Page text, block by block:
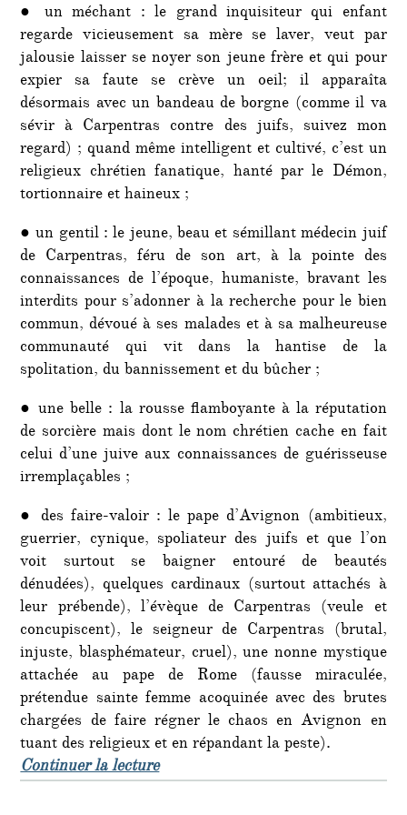
● un méchant : le grand inquisiteur qui enfant
regarde vicieusement sa mère se laver, veut par
jalousie laisser se noyer son jeune frère et qui pour
expier sa faute se crève un oeil; il apparaîta
désormais avec un bandeau de borgne (comme il va
sévir à Carpentras contre des juifs, suivez mon
regard) ; quand même intelligent et cultivé, c’est un
religieux chrétien fanatique, hanté par le Démon,
tortionnaire et haineux ;
● un gentil : le jeune, beau et sémillant médecin juif
de Carpentras, féru de son art, à la pointe des
connaissances de l’époque, humaniste, bravant les
interdits pour s’adonner à la recherche pour le bien
commun, dévoué à ses malades et à sa malheureuse
communauté qui vit dans la hantise de la
spolitation, du bannissement et du bûcher ;
● une belle : la rousse flamboyante à la réputation
de sorcière mais dont le nom chrétien cache en fait
celui d’une juive aux connaissances de guérisseuse
irremplaçables ;
● des faire-valoir : le pape d’Avignon (ambitieux,
guerrier, cynique, spoliateur des juifs et que l’on
voit surtout se baigner entouré de beautés
dénudées), quelques cardinaux (surtout attachés à
leur prébende), l’évèque de Carpentras (veule et
concupiscent), le seigneur de Carpentras (brutal,
injuste, blasphémateur, cruel), une nonne mystique
attachée au pape de Rome (fausse miraculée,
prétendue sainte femme acoquinée avec des brutes
chargées de faire régner le chaos en Avignon en
tuant des religieux et en répandant la peste).
Continuer la lecturede « « Inquisitio » : France 2